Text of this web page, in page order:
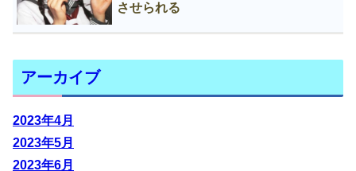
させられる
アーカイブ
2023年4月
2023年5月
2023年6月